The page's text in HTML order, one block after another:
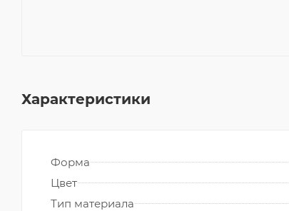
Характеристики
Форма
Цвет
Тип материала